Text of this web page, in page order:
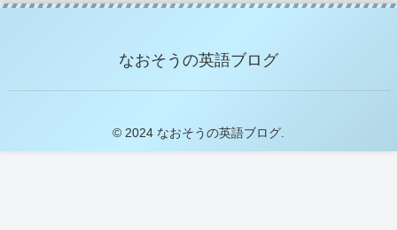
なおそうの英語ブログ
© 2024 なおそうの英語ブログ.